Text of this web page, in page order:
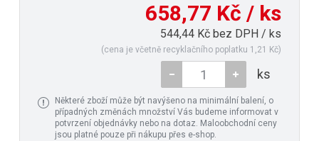
658,77 Kč / ks
544,44 Kč bez DPH / ks
(cena je včetně recyklačního poplatku 1,21 Kč)
ks
Některé zboží může být navýšeno na minimální balení, o
případných změnách množství Vás budeme informovat v
potvrzení objednávky nebo na dotaz. Maloobchodní ceny
jsou platné pouze při nákupu přes e-shop.